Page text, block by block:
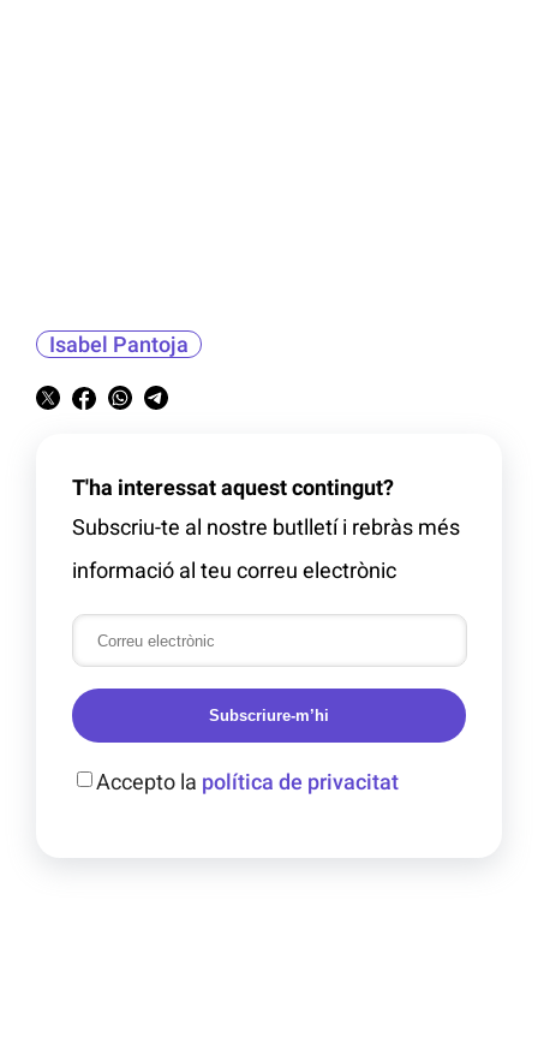
Isabel Pantoja
T'ha interessat aquest contingut?
Subscriu-te al nostre butlletí i rebràs més
informació al teu correu electrònic
Subscriure-m’hi
Accepto la política de privacitat